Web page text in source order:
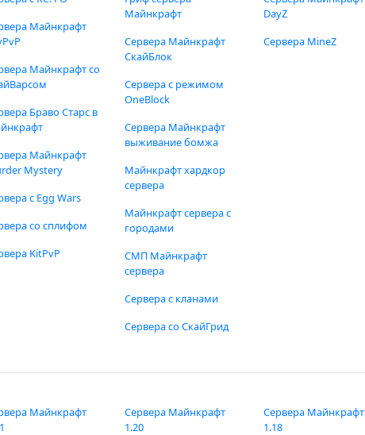
Майнкрафт
Майнкрафт со
Браво Старс в
Майнкрафт
Mystery
с Egg Wars
со сплифом
KitPvP
Майнкрафт
Сервера Майнкрафт
СкайБлок
Сервера с режимом
OneBlock
Сервера Майнкрафт
выживание бомжа
Майнкрафт хардкор
сервера
Майнкрафт сервера с
городами
СМП Майнкрафт
сервера
Сервера с кланами
Сервера со СкайГрид
DayZ
Сервера MineZ
Майнкрафт
Сервера Майнкрафт
1.20
Сервера Майнкрафт
1.18